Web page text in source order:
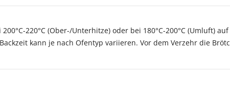
220°C (Ober-/Unterhitze) oder bei 180°C-200°C (Umluft)
kann je nach Ofentyp variieren. Vor dem Verzehr die